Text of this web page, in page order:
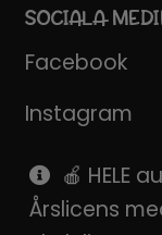
SOCIALA
Facebook
Instagram
Pinterest
SnapChat
🍎 HELE
Årslicens